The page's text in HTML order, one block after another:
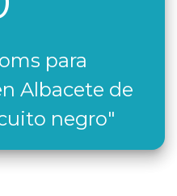
para
Albacete de
negro"